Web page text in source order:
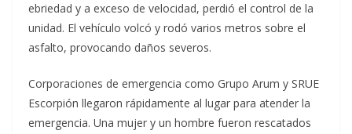
ebriedad y a exceso de velocidad, perdió el control de la
unidad. El vehículo volcó y rodó varios metros sobre el
asfalto, provocando daños severos.
Corporaciones de emergencia como Grupo Arum y SRUE
Escorpión llegaron rápidamente al lugar para atender la
emergencia. Una mujer y un hombre fueron rescatados